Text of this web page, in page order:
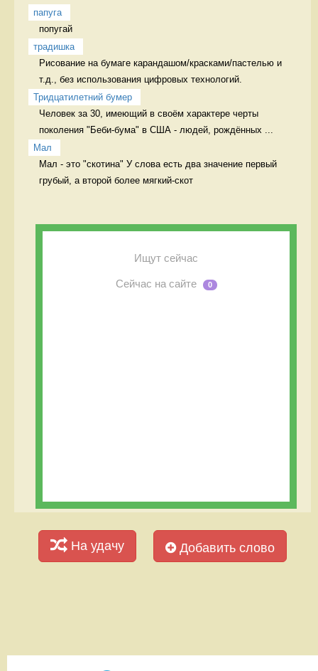
папуга
попугай
традишка
Рисование на бумаге карандашом/красками/пастелью и
т.д., без использования цифровых технологий.
Тридцатилетний бумер
Человек за 30, имеющий в своём характере черты
поколения "Беби-бума" в США - людей, рождённых ...
Мал
Мал - это "скотина" У слова есть два значение первый
грубый, а второй более мягкий-скот
Ищут сейчас
Сейчас на сайте 0
На удачу Добавить слово